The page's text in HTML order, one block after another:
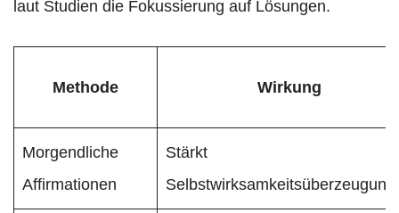
laut Studien die Fokussierung auf Lösungen.
Methode Wirkung
Morgendliche
Affirmationen
Stärkt